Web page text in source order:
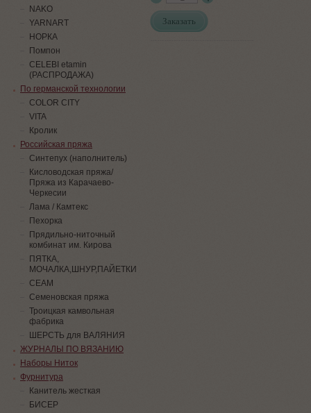
Заказать
NAKO
YARNART
НОРКА
Помпон
СELEBI etamin
(РАСПРОДАЖА)
По германской технологии
COLOR CITY
VITA
Кролик
Российская пряжа
Синтепух (наполнитель)
Кисловодская пряжа/
Пряжа из Карачаево-
Черкесии
Лама / Камтекс
Пехорка
Прядильно-ниточный
комбинат им. Кирова
ПЯТКА,
МОЧАЛКА,ШНУР,ПАЙЕТКИ
СЕАМ
Семеновская пряжа
Троицкая камвольная
фабрика
ШЕРСТЬ для ВАЛЯНИЯ
ЖУРНАЛЫ ПО ВЯЗАНИЮ
Наборы Ниток
Фурнитура
Канитель жесткая
БИСЕР